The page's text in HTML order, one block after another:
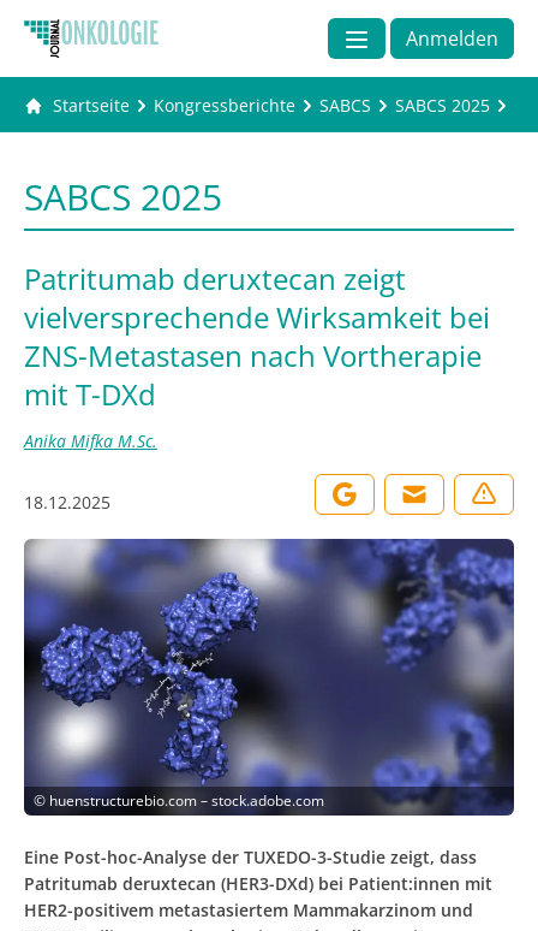
Anmelden
Startseite Kongressberichte SABCS SABCS 2025
SABCS 2025
Patritumab deruxtecan zeigt
vielversprechende Wirksamkeit bei
ZNS-Metastasen nach Vortherapie
mit T-DXd
Anika Mifka M.Sc.
18.12.2025
© huenstructurebio.com – stock.adobe.com
Eine Post-hoc-Analyse der TUXEDO-3-Studie zeigt, dass
Patritumab deruxtecan (HER3-DXd) bei Patient:innen mit
HER2-positivem metastasiertem Mammakarzinom und